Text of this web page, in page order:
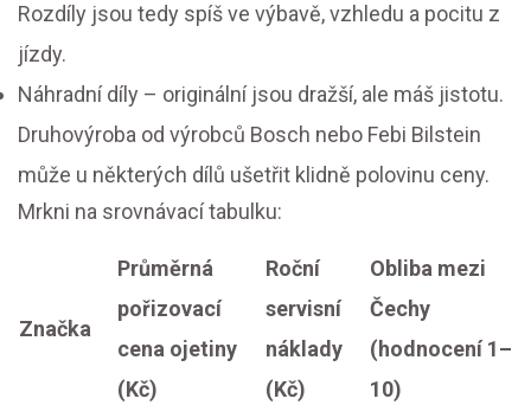
Rozdíly jsou tedy spíš ve výbavě, vzhledu a pocitu z
jízdy.
Náhradní díly – originální jsou dražší, ale máš jistotu.
Druhovýroba od výrobců Bosch nebo Febi Bilstein
může u některých dílů ušetřit klidně polovinu ceny.
Mrkni na srovnávací tabulku:
Značka
Průměrná
pořizovací
cena ojetiny
(Kč)
Roční
servisní
náklady
(Kč)
Obliba mezi
Čechy
(hodnocení 1–
10)